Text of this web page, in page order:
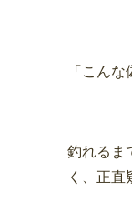
「こん
釣れるま
く、正直